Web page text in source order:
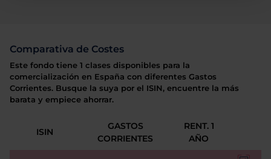
Comparativa de Costes
Este fondo tiene 1 clases disponibles para la
comercialización en España con diferentes Gastos
Corrientes. Busque la suya por el ISIN, encuentre la más
barata y empiece ahorrar.
ISIN
GASTOS
CORRIENTES
RENT. 1
AÑO